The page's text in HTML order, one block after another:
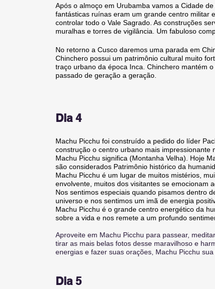
Após o almoço em Urubamba vamos a Cidade
fantásticas ruínas eram um grande centro militar
controlar todo o Vale Sagrado. As construções
muralhas e torres de vigilância. Um fabuloso
No retorno a Cusco daremos uma parada em
Chinchero possui um patrimônio cultural muito
traço urbano da época Inca. Chinchero mantém
passado de geração a geração.
Dia 4
Machu Picchu foi construído a pedido do líder
construção o centro urbano mais impressionante
Machu Picchu significa (Montanha Velha). Hoje
são considerados Patrimônio histórico da
Machu Picchu é um lugar de muitos mistérios,
envolvente, muitos dos visitantes se emocionam
Nos sentimos especiais quando pisamos dentro
universo e nos sentimos um imã de energia
Machu Picchu é o grande centro energético da
sobre a vida e nos remete a um profundo
Aproveite em Machu Picchu para passear,
tirar as mais belas fotos desse maravilhoso e
energias e fazer suas orações, Machu Picchu
Dia 5